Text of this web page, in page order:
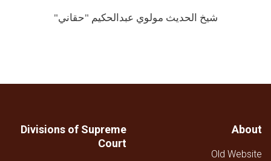
شیخ الحدیث مولوي عبدالحکیم "حقاني"
About
Old Website
Divisions of Supreme
Court